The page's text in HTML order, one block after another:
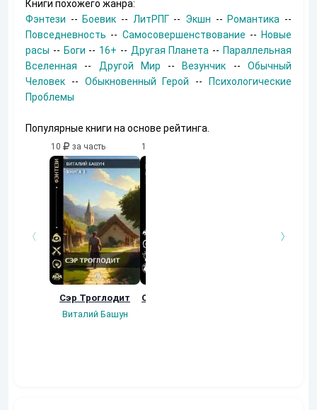
Книги похожего жанра:
Фэнтези -- Боевик -- ЛитРПГ-- Экшн -- Романтика --
Повседневность -- Самосовершенствование -- Новые
расы -- Боги -- 16+ -- Другая Планета -- Параллельная
Вселенная -- Другой Мир -- Везунчик --Обычный
Человек -- Обыкновенный Герой --
Психологические
Проблемы
Популярные книги на основе рейтинга.
10 за часть
Сэр Троглодит
Виталий Башун
10
Осколки прошлого